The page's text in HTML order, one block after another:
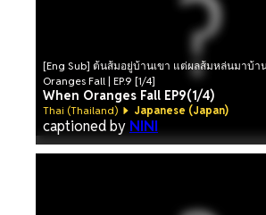
[Eng Sub] ต้นส้มอยู่บ้านเขา แต่ผลส้มหล่นมาบ้าน
Oranges Fall | EP.9 [1/4]
When Oranges Fall EP9(1/4)
Thai (Thailand) Japanese (Japan)
captioned by NINI